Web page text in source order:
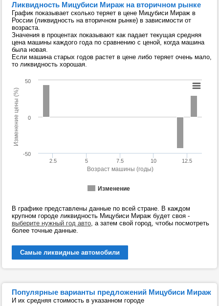
Ликвидность Мицубиси Мираж на вторичном рынке
График показывает сколько теряет в цене Мицубиси Мираж в
России (ликвидность на вторичном рынке) в зависимости от
возраста.
Значения в процентах показывают как падает текущая средняя
цена машины каждого года по сравнению с ценой, когда машина
была новая.
Если машина старых годов растет в цене либо теряет очень мало,
то ликвидность хорошая.
Возраст машины (годы)
Изменение цены (%)
Изменение
2.5 5 7.5 10 12.5
-50
0
50
В графике представлены данные по всей стране. В каждом
крупном городе ликвидность Мицубиси Мираж будет своя -
выберите нужный год авто, а затем свой город, чтобы посмотреть
более точные данные.
Самые ликвидные автомобили
Популярные варианты предложений Мицубиси Мираж
И их средняя стоимость в указанном городе